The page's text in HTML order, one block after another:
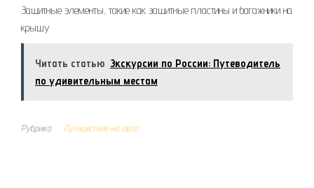
Защитные элементы, такие как защитные пластины и багажники на
крышу
Читать статью Экскурсии по России: Путеводитель
по удивительным местам
Рубрика Путешествие на авто